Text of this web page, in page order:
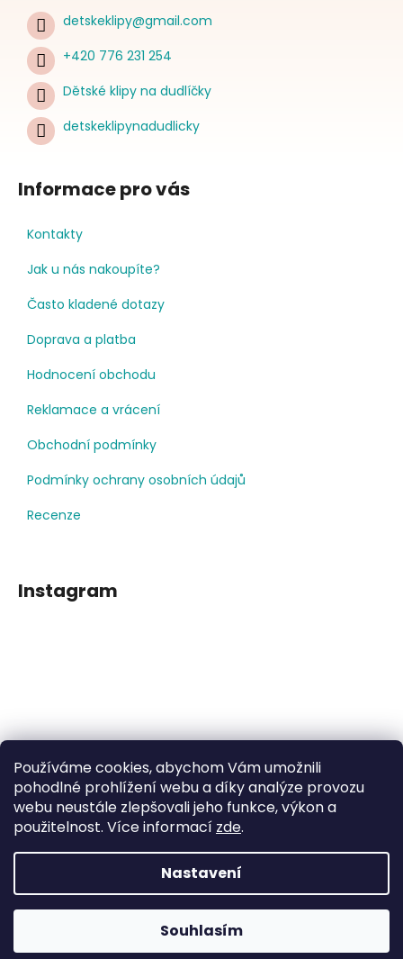
Používáme cookies, abychom Vám umožnili
pohodlné prohlížení webu a díky analýze provozu
webu neustále zlepšovali jeho funkce, výkon a
použitelnost. Více informací zde.
Nastavení
Souhlasím
detskeklipy@gmail.com
+420 776 231 254
Dětské klipy na dudlíčky
detskeklipynadudlicky
Informace pro vás
Kontakty
Jak u nás nakoupíte?
Často kladené dotazy
Doprava a platba
Hodnocení obchodu
Reklamace a vrácení
Obchodní podmínky
Podmínky ochrany osobních údajů
Recenze
Instagram
Sledovat na Instagramu
Facebook
Vytvořil Shoptet
Dětské klipy na dudlíčky